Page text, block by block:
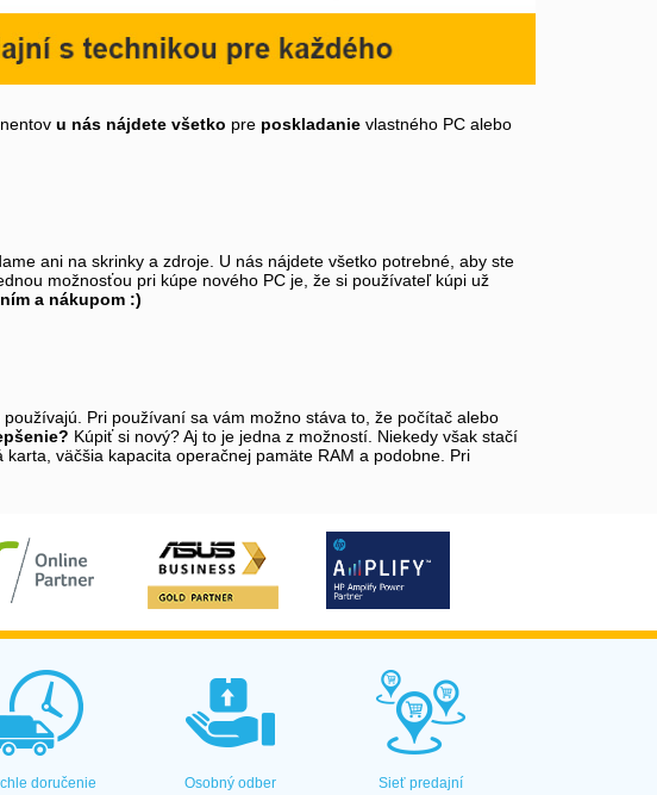
u nás nájdete všetko pre poskladanie vlastného PC alebo
ani na skrinky a zdroje. U nás nájdete všetko potrebné, aby ste
možnosťou pri kúpe nového PC je, že si používateľ kúpi už
a nákupom :)
Pri používaní sa vám možno stáva to, že počítač alebo
Kúpiť si nový? Aj to je jedna z možností. Niekedy však stačí
karta, väčšia kapacita operačnej pamäte RAM a podobne. Pri
doručenie Osobný odber Sieť predajní